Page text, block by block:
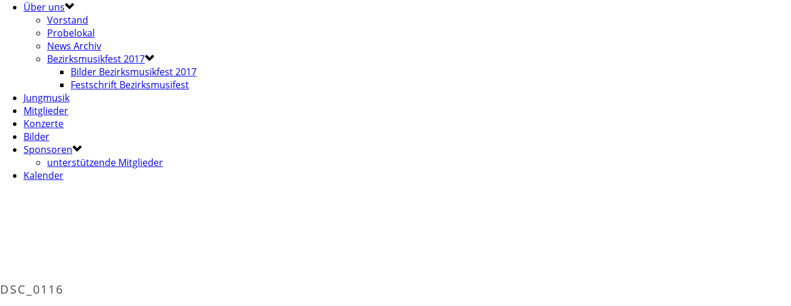
Über uns
Vorstand
Probelokal
News Archiv
Bezirksmusikfest 2017
Bilder Bezirksmusikfest 2017
Festschrift Bezirksmusifest
Jungmusik
Mitglieder
Konzerte
Bilder
Sponsoren
unterstützende Mitglieder
Kalender
DSC_0116